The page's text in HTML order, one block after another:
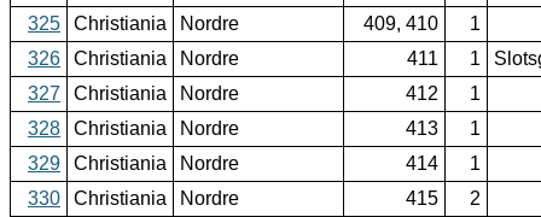
325
Christiania Nordre 409, 410
1
326
Christiania Nordre 411 1
327
Christiania Nordre 412
1
328
Christiania Nordre 413
1
329
Christiania Nordre 414
1
330
Christiania Nordre 415
2